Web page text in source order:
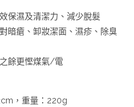
保濕及清潔力、減少脫髮
暗瘡、卸妝潔面、濕疹、除臭
餘更慳煤氣/電
，重量：220g